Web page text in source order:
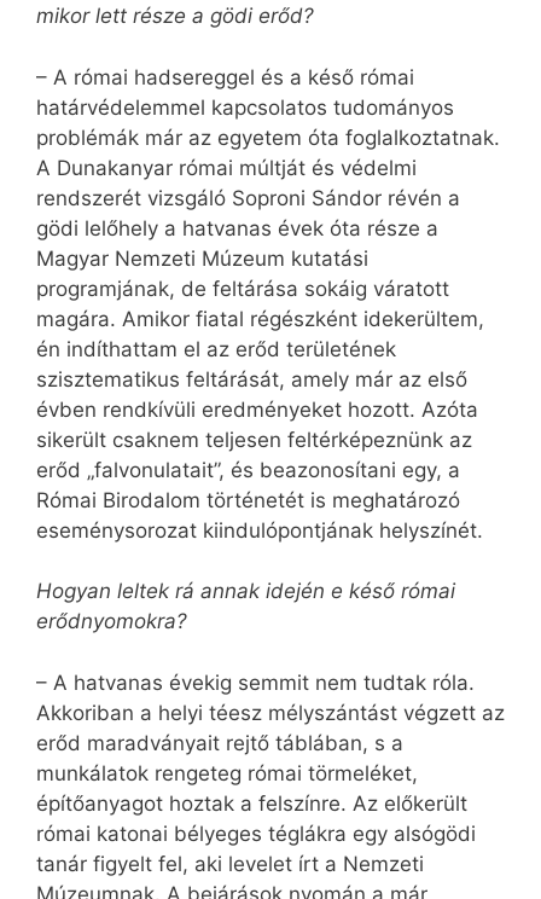
mikor lett része a gödi erőd?
– A római hadsereggel és a késő római
határvédelemmel kapcsolatos tudományos
problémák már az egyetem óta foglalkoztatnak.
A Dunakanyar római múltját és védelmi
rendszerét vizsgáló Soproni Sándor révén a
gödi lelőhely a hatvanas évek óta része a
Magyar Nemzeti Múzeum kutatási
programjának, de feltárása sokáig váratott
magára. Amikor fiatal régészként idekerültem,
én indíthattam el az erőd területének
szisztematikus feltárását, amely már az első
évben rendkívüli eredményeket hozott. Azóta
sikerült csaknem teljesen feltérképeznünk az
erőd „falvonulatait”, és beazonosítani egy, a
Római Birodalom történetét is meghatározó
eseménysorozat kiindulópontjának helyszínét.
Hogyan leltek rá annak idején e késő római
erődnyomokra?
– A hatvanas évekig semmit nem tudtak róla.
Akkoriban a helyi téesz mélyszántást végzett az
erőd maradványait rejtő táblában, s a
munkálatok rengeteg római törmeléket,
építőanyagot hoztak a felszínre. Az előkerült
római katonai bélyeges téglákra egy alsógödi
tanár figyelt fel, aki levelet írt a Nemzeti
Múzeumnak. A bejárások nyomán a már